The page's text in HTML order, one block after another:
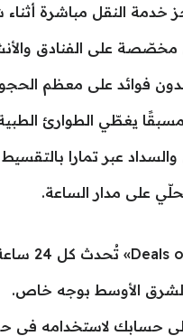
خدمة النقل مباشرة أثناء
على الفنادق
فوائد على معظم
يغطّي الطوارئ الطبية
والسداد عبر تمارا بالتقسيط حتى 12 دفعة بلا
على مدار الساعة.
الأوسط بوجه خاص.
حسابك لاستخدامه في